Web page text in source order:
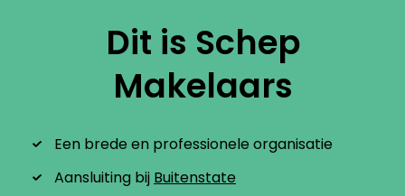
Dit is Schep
Makelaars
Een brede en professionele organisatie
Aansluiting bij Buitenstate